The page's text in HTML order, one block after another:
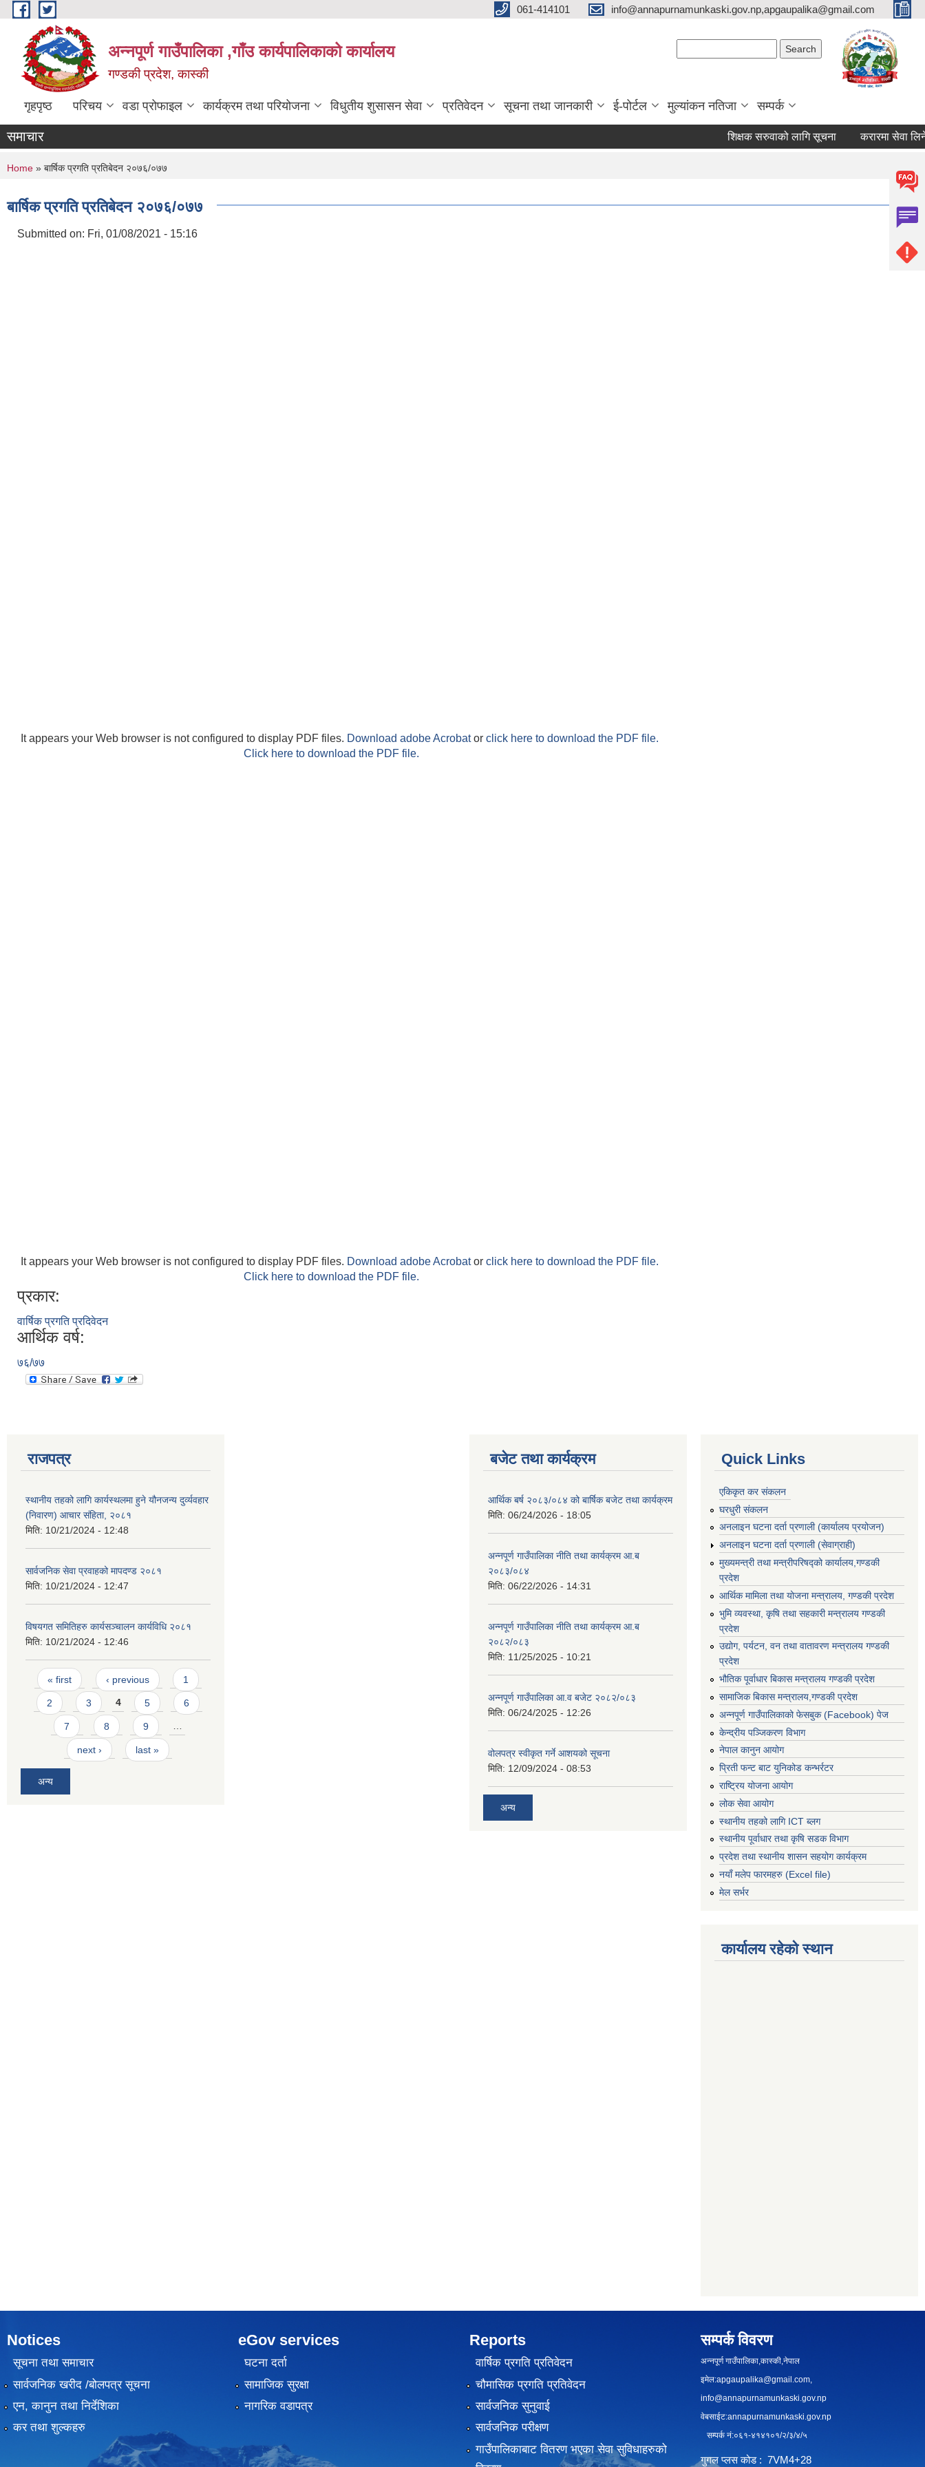
Skip to main content 061-414101 info@annapurnamunkaski.gov.np,apgaupalika@gmail.com
अन्नपूर्ण गाउँपालिका ,गाँउ कार्यपालिकाको कार्यालय
गण्डकी प्रदेश, कास्की
गृहपृष्ठ परिचय वडा प्रोफाइल कार्यक्रम तथा परियोजना विधुतीय शुसासन सेवा प्रतिवेदन सूचना तथा जानकारी ई-पोर्टल मुल्यांकन नतिजा सम्पर्क
समाचार शिक्षक सरुवाको लागि सूचना करारमा सेवा लिने
You are here
Home » बार्षिक प्रगति प्रतिबेदन २०७६/०७७
बार्षिक प्रगति प्रतिबेदन २०७६/०७७
Submitted on: Fri, 01/08/2021 - 15:16
It appears your Web browser is not configured to display PDF files. Download adobe Acrobator click here to download the PDF file.
Click here to download the PDF file.
It appears your Web browser is not configured to display PDF files. Download adobe Acrobator click here to download the PDF file.
Click here to download the PDF file.
प्रकार:
वार्षिक प्रगति प्रदिवेदन
आर्थिक वर्ष:
७६/७७
राजपत्र
स्थानीय तहको लागि कार्यस्थलमा हुने यौनजन्य दुर्व्यवहार
(निवारण) आचार संहिता, २०८१
मिति: 10/21/2024 - 12:48
सार्वजनिक सेवा प्रवाहको मापदण्ड २०८१
मिति: 10/21/2024 - 12:47
विषयगत समितिहरु कार्यसञ्चालन कार्यविधि २०८१
मिति: 10/21/2024 - 12:46
Pages
« first ‹ previous 1
2 3 4 5 6
7 8 9 …
next › last »
अन्य
बजेट तथा कार्यक्रम
आर्थिक बर्ष २०८३/०८४ को बार्षिक बजेट तथा कार्यक्रम
मिति: 06/24/2026 - 18:05
अन्नपूर्ण गाउँपालिका नीति तथा कार्यक्रम आ.ब
२०८३/०८४
मिति: 06/22/2026 - 14:31
अन्नपूर्ण गाउँपालिका नीति तथा कार्यक्रम आ.ब
२०८२/०८३
मिति: 11/25/2025 - 10:21
अन्नपूर्ण गाउँपालिका आ.व बजेट २०८२/०८३
मिति: 06/24/2025 - 12:26
वोलपत्र स्वीकृत गर्ने आशयको सूचना
मिति: 12/09/2024 - 08:53
अन्य
Quick Links
एकिकृत कर संकलन
घरधुरी संकलन
अनलाइन घटना दर्ता प्रणाली (कार्यालय प्रयोजन)
अनलाइन घटना दर्ता प्रणाली (सेवाग्राही)
मुख्यमन्त्री तथा मन्त्रीपरिषद्को कार्यालय,गण्डकी
प्रदेश
आर्थिक मामिला तथा योजना मन्त्रालय, गण्डकी प्रदेश
भुमि व्यवस्था, कृषि तथा सहकारी मन्त्रालय गण्डकी
प्रदेश
उद्योग, पर्यटन, वन तथा वातावरण मन्त्रालय गण्डकी
प्रदेश
भौतिक पूर्वाधार बिकास मन्त्रालय गण्डकी प्रदेश
सामाजिक बिकास मन्त्रालय,गण्डकी प्रदेश
अन्नपूर्ण गाउँपालिकाको फेसबुक (Facebook) पेज
केन्द्रीय पञ्जिकरण विभाग
नेपाल कानुन आयोग
प्रिती फन्ट बाट युनिकोड कन्भर्रटर
राष्ट्रिय योजना आयोग
लोक सेवा आयोग
स्थानीय तहको लागि ICT ब्लग
स्थानीय पूर्वाधार तथा कृषि सडक विभाग
प्रदेश तथा स्थानीय शासन सहयोग कार्यक्रम
नयाँ मलेप फारमहरु (Excel file)
मेल सर्भर
कार्यालय रहेको स्थान
Notices
सूचना तथा समाचार
सार्वजनिक खरीद /बोलपत्र सूचना
एन, कानुन तथा निर्देशिका
कर तथा शुल्कहरु
eGov services
घटना दर्ता
सामाजिक सुरक्षा
नागरिक वडापत्र
Reports
वार्षिक प्रगति प्रतिवेदन
चौमासिक प्रगति प्रतिवेदन
सार्वजनिक सुनुवाई
सार्वजनिक परीक्षण
गाउँपालिकाबाट वितरण भएका सेवा सुविधाहरुको
सम्पर्क विवरण
अन्नपूर्ण गाउँपालिका,कास्की,नेपाल
इमेल:apgaupalika@gmail.com
info@annapurnamunkaski.gov.np
वेबसाईट:annapurnamunkaski.gov.np
सम्पर्क नं:०६१-४१४१०१/२/३/४/५
गुगल प्लस कोड : 7VM4+28